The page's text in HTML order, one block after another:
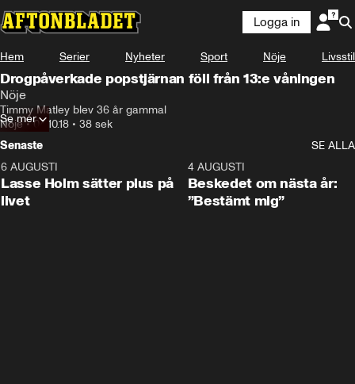
Logga in
Hem Serier Nyheter Sport Nöje Livsstil
Drogpåverkade popstjärnan föll från 13:e våningen
Nöje
Timmy Matley blev 36 år gammal
Nöje•04.10.18 • 38 sek
Se mer
Senaste
SE ALLA
6 AUGUSTI
Lasse Holm sätter plus på
livet
4 AUGUSTI
Beskedet om nästa år:
”Bestämt mig”